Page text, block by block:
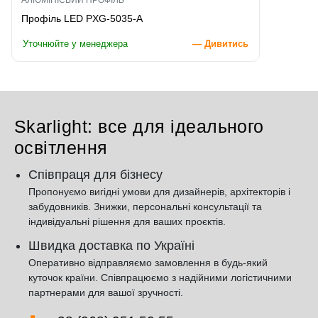
Профіль LED PXG-5035-A
Уточнюйте у менеджера — Дивитись
Skarlight: все для ідеального
освітлення
Співпраця для бізнесу
Пропонуємо вигідні умови для дизайнерів, архітекторів і
забудовників. Знижки, персональні консультації та
індивідуальні рішення для ваших проєктів.
Швидка доставка по Україні
Оперативно відправляємо замовлення в будь-який
куточок країни. Співпрацюємо з надійними логістичними
партнерами для вашої зручності.